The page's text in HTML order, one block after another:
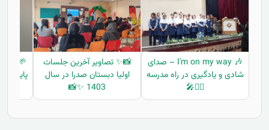
🎶 I'm on my way – صدای
شادی و یادگیری در راه مدرسه
🚶‍♀️🎤
📸✨ تصاویر آخرین جلسات
اولیا دبستان صدرا در سال
1403 ✨📸
🌱🎉
پایه اول